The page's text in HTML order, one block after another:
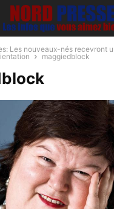
Les nouveaux-nés recevront
maggiedblock